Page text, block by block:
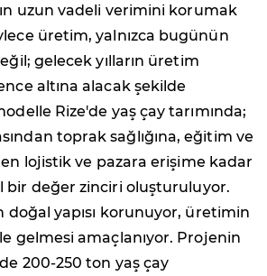
uzun vadeli verimini korumak
üretim, yalnızca bugünün
gelecek yılların üretim
altına alacak şekilde
Rize'de yaş çay tarımında;
toprak sağlığına, eğitim ve
lojistik ve pazara erişime kadar
bir değer zinciri oluşturuluyor.
doğal yapısı korunuyor, üretimin
gelmesi amaçlanıyor. Projenin
200-250 ton yaş çay